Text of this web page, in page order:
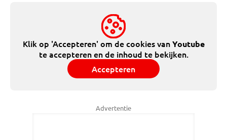
Klik op 'Accepteren' om de cookies vanYoutube
te accepteren en de inhoud te bekijken.
Accepteren
Advertentie